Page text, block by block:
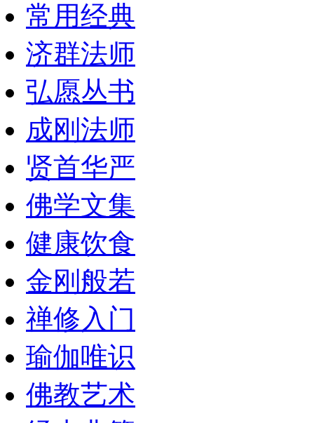
常用经典
济群法师
弘愿丛书
成刚法师
贤首华严
佛学文集
健康饮食
金刚般若
禅修入门
瑜伽唯识
佛教艺术